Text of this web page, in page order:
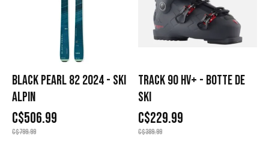
BLACK PEARL 82 2024 - SKI
ALPIN
C$506.99
C$799.99
TRACK 90 HV+ - BOTTE DE
SKI
C$229.99
C$389.99